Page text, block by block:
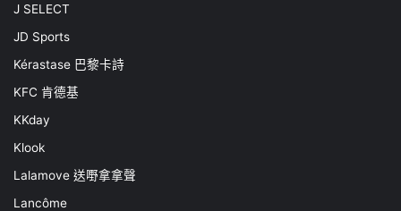
J SELECT
JD Sports
Kérastase 巴黎卡詩
KFC 肯德基
KKday
Klook
Lalamove 送嘢拿拿聲
Lancôme